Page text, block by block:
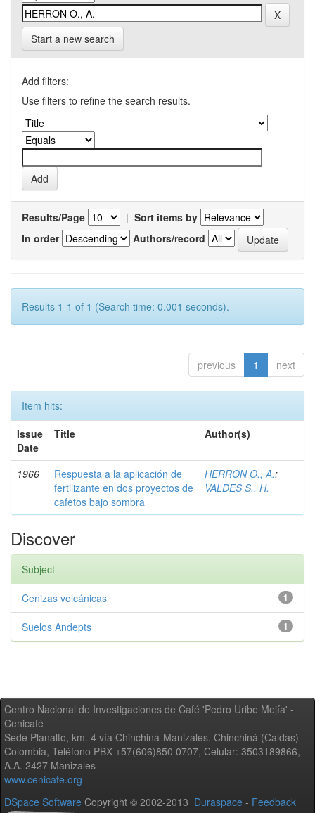
Start a new search
Add filters:
Use filters to refine the search results.
Results/Page | Sort items by
In order
Authors/record
Results 1-1 of 1 (Search time: 0.001 seconds).
previous 1 next
Item hits:
Issue
Date
Title Author(s)
1966
Respuesta a la aplicación de
fertilizante en dos proyectos de
cafetos bajo sombra
HERRON O., A.;
VALDES S., H.
Discover
Subject
1
Cenizas volcánicas
1
Suelos Andepts
Centro Nacional de Investigaciones de Café 'Pedro Uribe Mejía' -
Cenicafé
Sede Planalto, km. 4 vía Chinchiná-Manizales. Chinchiná (Caldas) -
Colombia, Teléfono PBX +57(606)850 0707, Celular: 3503189866,
A.A. 2427 Manizales
www.cenicafe.org
DSpace Software Copyright © 2002-2013 Duraspace - Feedback